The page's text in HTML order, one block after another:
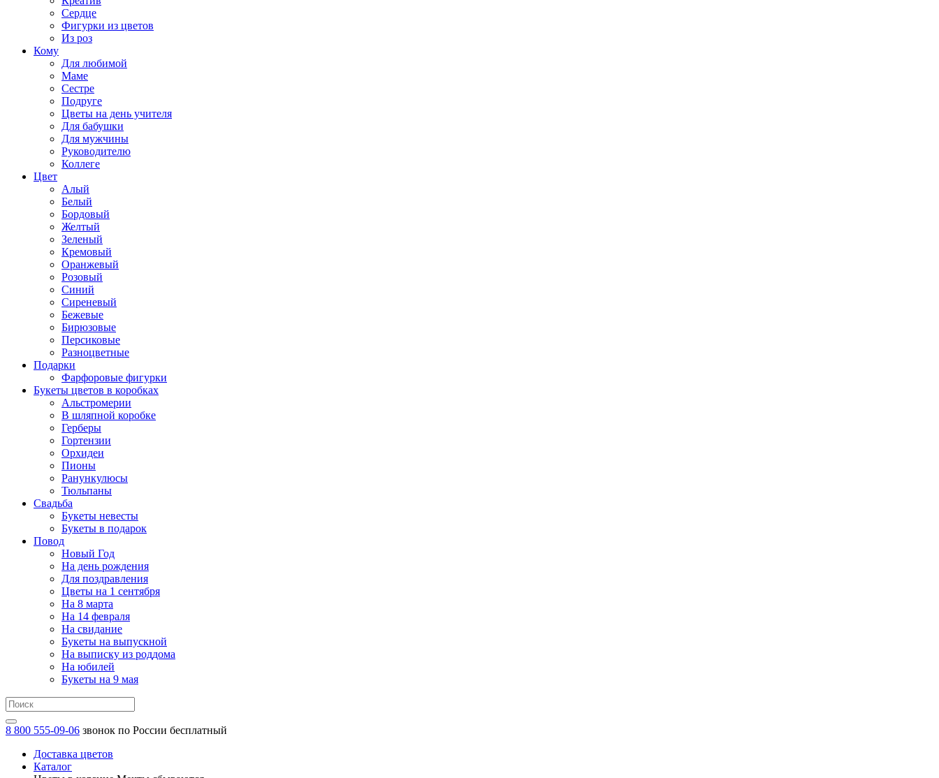
Сердце
Фигурки из цветов
Из роз
Кому
Для любимой
Маме
Сестре
Подруге
Цветы на день учителя
Для бабушки
Для мужчины
Руководителю
Коллеге
Цвет
Алый
Белый
Бордовый
Желтый
Зеленый
Кремовый
Оранжевый
Розовый
Синий
Сиреневый
Бежевые
Бирюзовые
Персиковые
Разноцветные
Подарки
Фарфоровые фигурки
Букеты цветов в коробках
Альстромерии
В шляпной коробке
Герберы
Гортензии
Орхидеи
Пионы
Ранункулюсы
Тюльпаны
Свадьба
Букеты невесты
Букеты в подарок
Повод
Новый Год
На день рождения
Для поздравления
Цветы на 1 сентября
На 8 марта
На 14 февраля
На свидание
Букеты на выпускной
На выписку из роддома
На юбилей
Букеты на 9 мая
8 800 555-09-06 звонок по России бесплатный
Доставка цветов
Каталог